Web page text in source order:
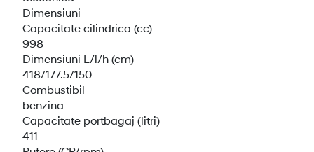
Dimensiuni
Capacitate cilindrica (cc)
998
Dimensiuni L/l/h (cm)
418/177.5/150
Combustibil
benzina
Capacitate portbagaj (litri)
411